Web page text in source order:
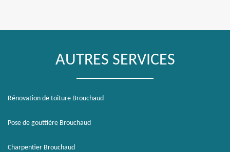
AUTRES SERVICES
Rénovation de toiture Brouchaud
Pose de gouttière Brouchaud
Charpentier Brouchaud